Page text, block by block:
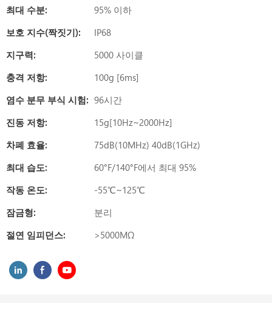
최대 수분:
95% 이하
보호 지수(짝짓기):
IP68
지구력:
5000 사이클
충격 저항:
100g [6ms]
염수 분무 부식 시험: 96시간
진동 저항:
15g[10Hz~2000Hz]
차폐 효율:
75dB(10MHz) 40dB(1GHz)
최대 습도:
60°F/140°F에서 최대 95%
작동 온도:
-55℃~125℃
잠금형:
분리
절연 임피던스:
>5000MΩ